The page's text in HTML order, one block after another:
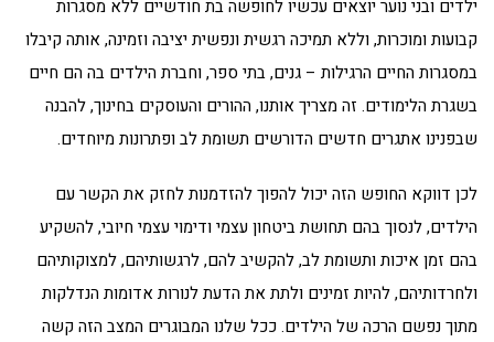
ילדים ובני נוער יוצאים עכשיו לחופשה בת חודשיים ללא מסגרות
קבועות ומוכרות, וללא תמיכה רגשית ונפשית יציבה וזמינה, אותה קיבלו
במסגרות החיים הרגילות – גנים, בתי ספר, וחברת הילדים בה הם חיים
בשגרת הלימודים. זה מצריך אותנו, ההורים והעוסקים בחינוך, להבנה
שבפנינו אתגרים חדשים הדורשים תשומת לב ופתרונות מיוחדים.
לכן דווקא החופש הזה יכול להפוך להזדמנות לחזק את הקשר עם
הילדים, לנסוך בהם תחושת ביטחון עצמי ודימוי עצמי חיובי, להשקיע
בהם זמן איכות ותשומת לב, להקשיב להם, לרגשותיהם, למצוקותיהם
ולחרדותיהם, להיות זמינים ולתת את הדעת לנורות אדומות הנדלקות
מתוך נפשם הרכה של הילדים. ככל שלנו המבוגרים המצב הזה קשה